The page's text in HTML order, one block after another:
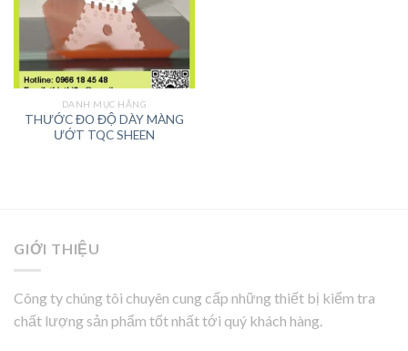
DANH MỤC HÃNG
THƯỚC ĐO ĐỘ DÀY MÀNG
ƯỚT TQC SHEEN
GIỚI THIỆU
Công ty chúng tôi chuyên cung cấp những thiết bị kiểm tra
chất lượng sản phẩm tốt nhất tới quý khách hàng.